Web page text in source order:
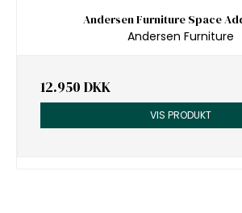
Andersen Furniture Space
Andersen Furniture
12.950 DKK
VIS PRODUKT